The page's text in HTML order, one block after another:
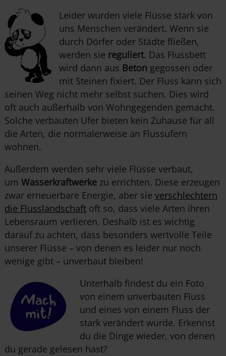
Leider wurden viele Flüsse stark von
uns Menschen verändert. Wenn sie
durch Dörfer oder Städte fließen,
werden sie reguliert. Das Flussbett
wird dann aus Beton gegossen oder
mit Steinen fixiert. Der Fluss kann sich
seinen Weg nicht mehr selbst suchen. Dies wird
oft auch außerhalb von Wohngegenden gemacht.
Solche verbauten Ufer bieten kein Zuhause für all
die Arten, die normalerweise an Flussufern
wohnen.
Außerdem werden sehr viele Flüsse verbaut,
um Wasserkraftwerkezu errichten. Diese erzeugen
zwar erneuerbare Energie, aber sie verschlechtern
die Flusslandschaftoft so, dass viele Arten ihren
Lebensraum verlieren. Deshalb ist es wichtig
darauf zu achten, dass besonders wertvolle Teile
unserer Flüsse – von denen es leider nur noch
wenige gibt – unverbaut bleiben!
Unterhalb findest du ein Foto
von einem unverbauten Fluss
und eines von einem Fluss der
stark verändert wurde. Erkennst
du die Dinge wieder, von denen
du gerade gelesen hast?